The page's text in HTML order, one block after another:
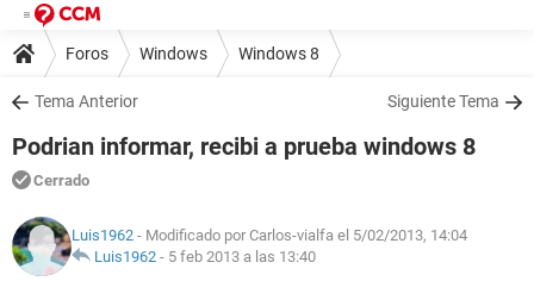
Foros Windows Windows 8
Tema Anterior Siguiente Tema
Podrian informar, recibi a prueba windows 8
Cerrado
Luis1962 - Modificado por Carlos-vialfa el 5/02/2013, 14:04
Luis1962 - 5 feb 2013 a las 13:40